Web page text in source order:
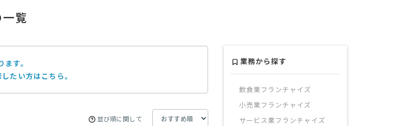
覧
す。
たい方はこちら。
並び順に関して
業務から探す
飲食業フランチャイズ
小売業フランチャイズ
サービス業フランチャイズ